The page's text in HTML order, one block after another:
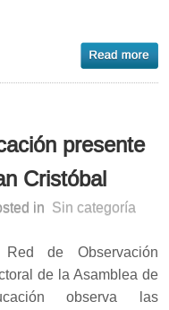
presente
Cristóbal
in Sin categoría
Red de Observación
de la Asamblea de
observa las